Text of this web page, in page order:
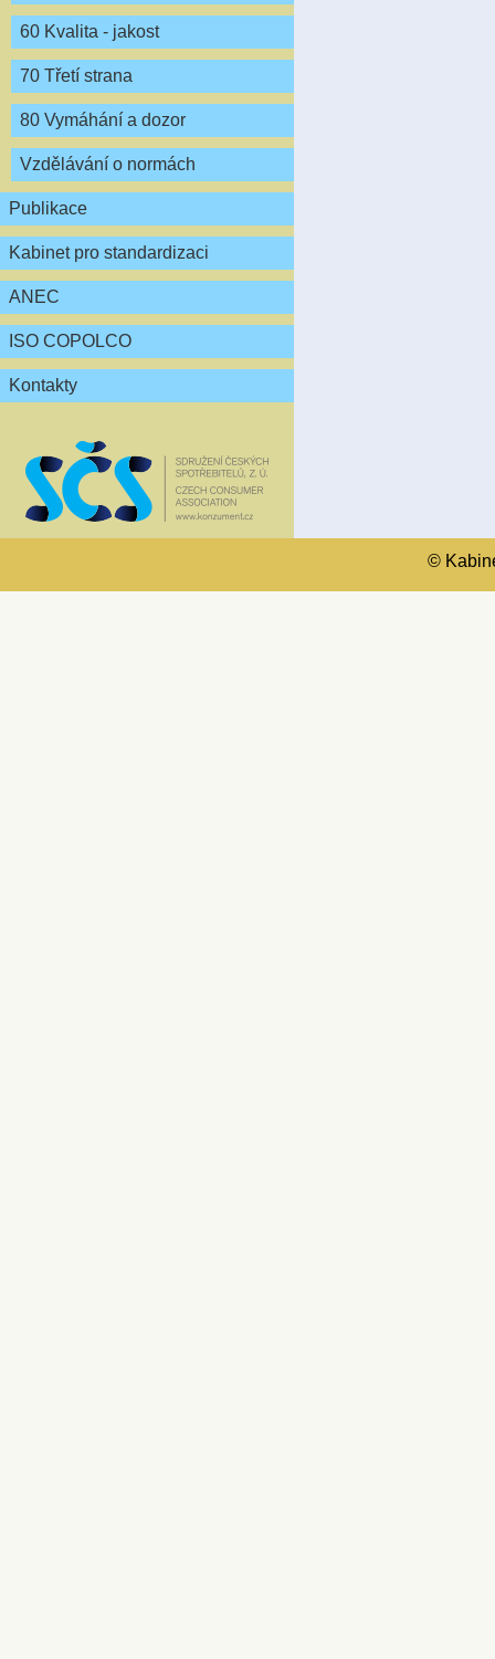
60 Kvalita - jakost
70 Třetí strana
80 Vymáhání a dozor
Vzdělávání o normách
Publikace
Kabinet pro standardizaci
ANEC
ISO COPOLCO
Kontakty
©